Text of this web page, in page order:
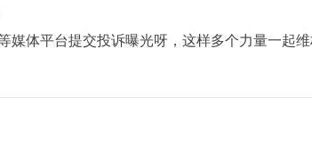
媒体平台提交投诉曝光呀，这样多个力量一起